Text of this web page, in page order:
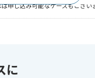
申し込み可能なケースもござい
に